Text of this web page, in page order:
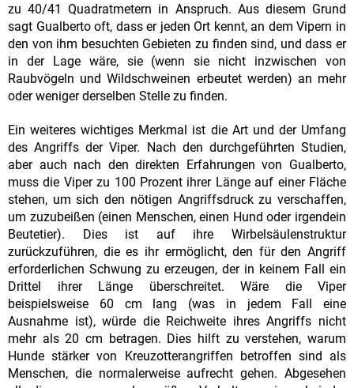
zu 40/41 Quadratmetern in Anspruch. Aus diesem Grund
sagt Gualberto oft, dass er jeden Ort kennt, an dem Vipern in
den von ihm besuchten Gebieten zu finden sind, und dass er
in der Lage wäre, sie (wenn sie nicht inzwischen von
Raubvögeln und Wildschweinen erbeutet werden) an mehr
oder weniger derselben Stelle zu finden.
Ein weiteres wichtiges Merkmal ist die Art und der Umfang
des Angriffs der Viper. Nach den durchgeführten Studien,
aber auch nach den direkten Erfahrungen von Gualberto,
muss die Viper zu 100 Prozent ihrer Länge auf einer Fläche
stehen, um sich den nötigen Angriffsdruck zu verschaffen,
um zuzubeißen (einen Menschen, einen Hund oder irgendein
Beutetier). Dies ist auf ihre Wirbelsäulenstruktur
zurückzuführen, die es ihr ermöglicht, den für den Angriff
erforderlichen Schwung zu erzeugen, der in keinem Fall ein
Drittel ihrer Länge überschreitet. Wäre die Viper
beispielsweise 60 cm lang (was in jedem Fall eine
Ausnahme ist), würde die Reichweite ihres Angriffs nicht
mehr als 20 cm betragen. Dies hilft zu verstehen, warum
Hunde stärker von Kreuzotterangriffen betroffen sind als
Menschen, die normalerweise aufrecht gehen. Abgesehen